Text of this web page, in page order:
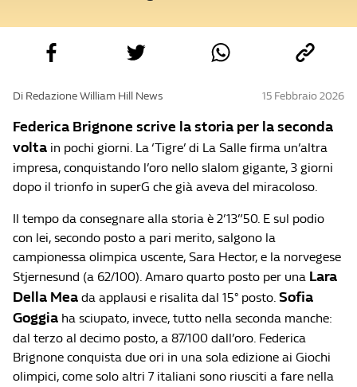
Di Redazione William Hill News 15 Febbraio 2026
Federica Brignone scrive la storia per la seconda
volta in pochi giorni. La ‘Tigre’ di La Salle firma un’altra
impresa, conquistando l’oro nello slalom gigante, 3 giorni
dopo il trionfo in superG che già aveva del miracoloso.
Il tempo da consegnare alla storia è 2’13”50. E sul podio
con lei, secondo posto a pari merito, salgono la
campionessa olimpica uscente, Sara Hector, e la norvegese
Stjernesund (a 62/100). Amaro quarto posto per una Lara
Della Mea da applausi e risalita dal 15° posto. Sofia
Goggia ha sciupato, invece, tutto nella seconda manche:
dal terzo al decimo posto, a 87/100 dall’oro. Federica
Brignone conquista due ori in una sola edizione ai Giochi
olimpici, come solo altri 7 italiani sono riusciti a fare nella